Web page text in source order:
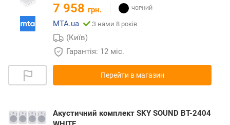
7 958 грн.
MTA.ua
З нами 8 років
(Київ)
Гарантія: 12 міс.
Перейти в магазин
Акустичний комплект SKY SOUND BT-2404